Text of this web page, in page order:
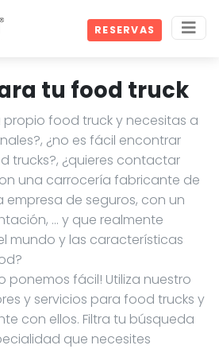
RESERVAS
tu food truck
food truck y necesitas a
¿no es fácil encontrar
trucks?, ¿quieres contactar
una carrocería fabricante de
de seguros, con un
… y que realmente
mundo y las características
ponemos fácil! Utiliza nuestro
y servicios para food trucks y
con ellos. Filtra tu búsqueda
que necesites